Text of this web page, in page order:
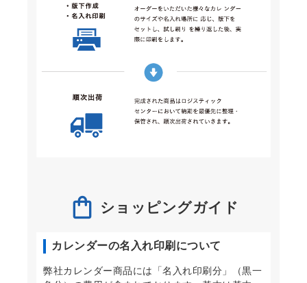
ショッピングガイド
カレンダーの名入れ印刷について
弊社カレンダー商品には「名入れ印刷分」（黒一